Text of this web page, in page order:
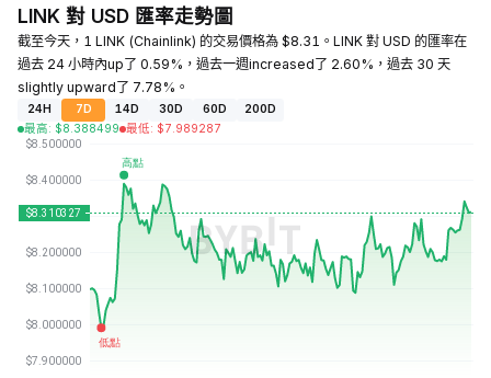
LINK 對 USD 匯率走勢圖
截至今天，1 LINK (Chainlink) 的交易價格為 $8.31。LINK 對 USD 的匯率在
過去 24 小時內up了 0.59%，過去一週increased了 2.60%，過去 30 天
slightly upward了 7.78%。
24H 7D 14D 30D 60D
200D
最高: $8.388499 最低: $7.989287
最近更新時間：2026-08-08 13:24 (GMT+0)
歷史最高價格